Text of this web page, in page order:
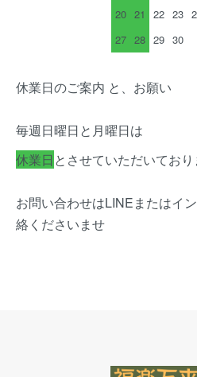
20 21 22 23
27 28 29 30
休業日のご案内 と、お願い
毎週日曜日と月曜日は
休業日 とさせていただいており
お問い合わせはLINEまたはイ
絡くださいませ